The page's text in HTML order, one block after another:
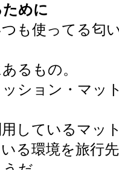
めに
も使ってる匂
るもの。
ション・マッ
しているマッ
る環境を旅行